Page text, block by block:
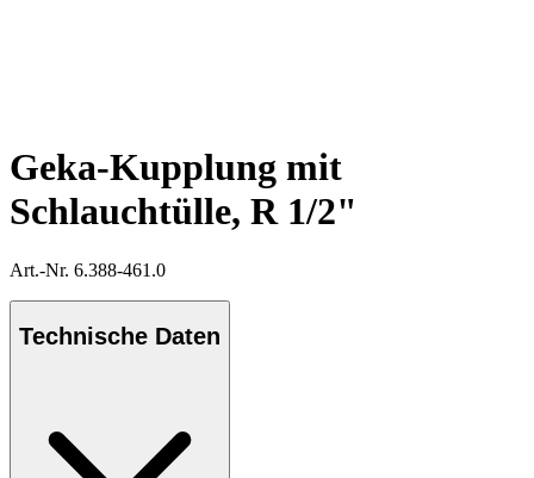
Geka-Kupplung mit
Schlauchtülle, R 1/2"
Art.-Nr. 6.388-461.0
Technische Daten